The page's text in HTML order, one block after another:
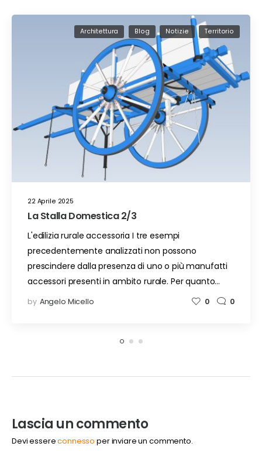
22 Aprile 2025
Architettura Blog Notizie Territorio
La Stalla Domestica 2/3
L'edilizia rurale accessoria I tre esempi
precedentemente analizzati non possono
prescindere dalla presenza di uno o più manufatti
accessori presenti in ambito rurale. Per quanto…
by Angelo Micello 0 0
Lascia un commento
Devi essereconnesso per inviare un commento.